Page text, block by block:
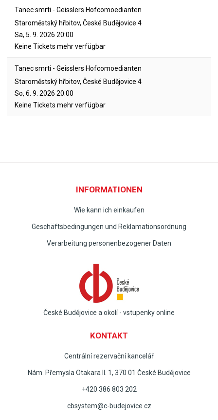
Tanec smrti - Geisslers Hofcomoedianten
Staroměstský hřbitov, České Budějovice 4
Sa, 5. 9. 2026 20:00
Keine Tickets mehr verfügbar
Tanec smrti - Geisslers Hofcomoedianten
Staroměstský hřbitov, České Budějovice 4
So, 6. 9. 2026 20:00
Keine Tickets mehr verfügbar
INFORMATIONEN
Wie kann ich einkaufen
Geschäftsbedingungen und Reklamationsordnung
Verarbeitung personenbezogener Daten
České Budějovice a okolí - vstupenky online
KONTAKT
Centrální rezervační kancelář
Nám. Přemysla Otakara II. 1, 370 01 České Budějovice
+420 386 803 202
cbsystem@c-budejovice.cz